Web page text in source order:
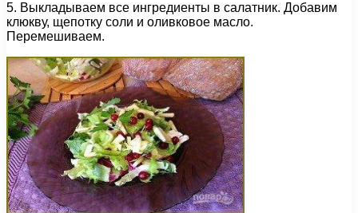
5. Выкладываем все ингредиенты в салатник. Добавим
клюкву, щепотку соли и оливковое масло.
Перемешиваем.